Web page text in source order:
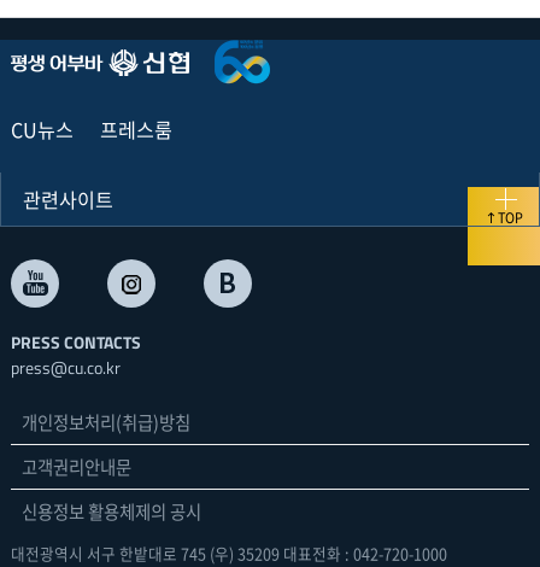
CU뉴스 프레스룸
관련사이트
PRESS CONTACTS
press@cu.co.kr
개인정보처리(취급)방침
고객권리안내문
신용정보 활용체제의 공시
대전광역시 서구 한밭대로 745 (우) 35209 대표전화 : 042-720-1000
TOP